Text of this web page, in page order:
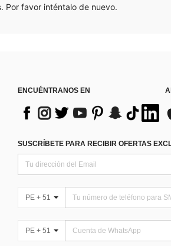
Por favor inténtalo de nuevo.
ENCUÉNTRANOS EN
SUSCRÍBETE PARA RECIBIR OFERTAS
PE + 51
PE + 51